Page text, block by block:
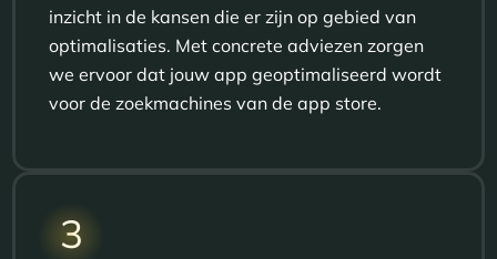
inzicht in de kansen die er zijn op gebied van
optimalisaties. Met concrete adviezen zorgen
we ervoor dat jouw app geoptimaliseerd wordt
voor de zoekmachines van de app store.
3